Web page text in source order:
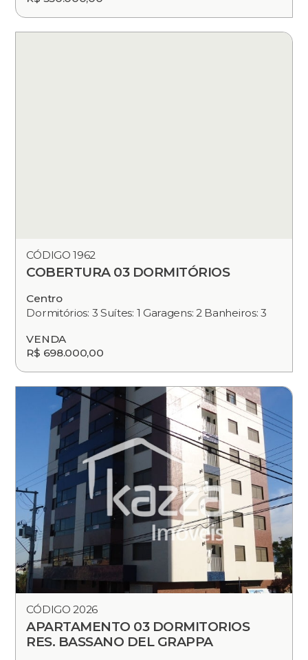
CÓDIGO 1962
COBERTURA 03 DORMITÓRIOS
Centro
Dormitórios: 3 Suítes: 1 Garagens: 2 Banheiros: 3
VENDA
R$ 698.000,00
CÓDIGO 2026
APARTAMENTO 03 DORMITORIOS
RES. BASSANO DEL GRAPPA